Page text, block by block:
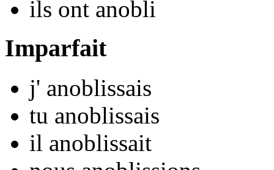
ils ont anobli
Imparfait
j' anoblissais
tu anoblissais
il anoblissait